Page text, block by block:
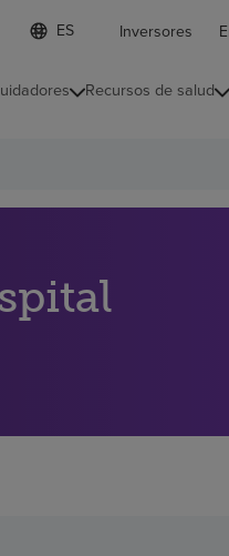
Lista
de
contraída
d
o
e
o
n
Inversores
Recursos de salud